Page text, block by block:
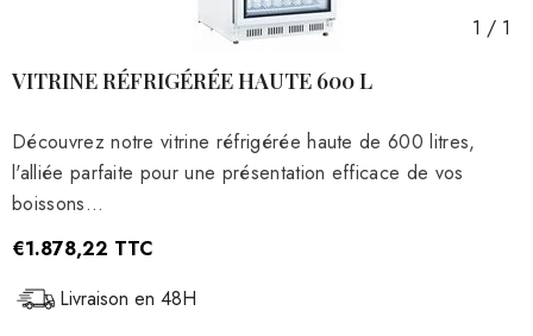
1 / 1
VITRINE RÉFRIGÉRÉE HAUTE 600 L
Découvrez notre vitrine réfrigérée haute de 600 litres,
l'alliée parfaite pour une présentation efficace de vos
boissons...
€1.878,22 TTC
Livraison en 48H